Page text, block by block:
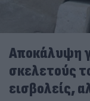
Αποκάλυψη
σκελετούς
εισβολείς,